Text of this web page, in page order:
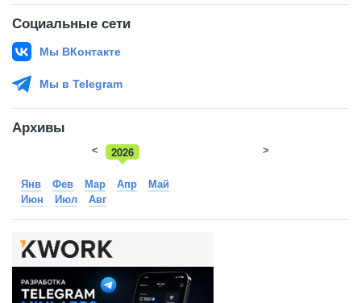
Социальные сети
Мы ВКонтакте
Мы в Telegram
Архивы
2026
2025
< >
Янв Фев Мар Апр
Май
Июн
Июл Авг